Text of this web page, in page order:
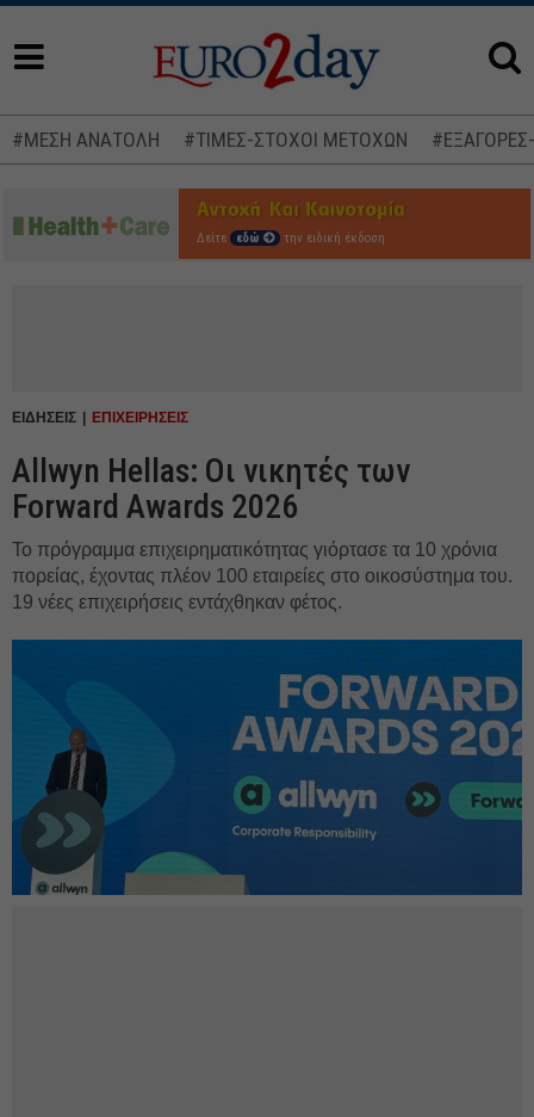
#ΜΕΣΗ ΑΝΑΤΟΛΗ #ΤΙΜΕΣ-ΣΤΟΧΟΙ ΜΕΤΟΧΩΝ
Δείτε εδώ την ειδική έκδοση
ΕΙΔΗΣΕΙΣ ΕΠΙΧΕΙΡΗΣΕΙΣ
Allwyn Hellas: Οι νικητές των
Forward Awards 2026
Το πρόγραμμα επιχειρηματικότητας γιόρτασε τα 10 χρόνια
πορείας, έχοντας πλέον 100 εταιρείες στο οικοσύστημα του.
19 νέες επιχειρήσεις εντάχθηκαν φέτος.